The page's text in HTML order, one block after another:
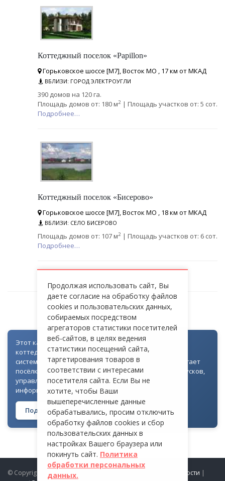
Коттеджный поселок «Papillon»
Горьковское шоссе [М7], Восток МО , 17 км от МКАД
ВБЛИЗИ: ГОРОД ЭЛЕКТРОУГЛИ
390 домов на 120 га.
Площадь домов от: 180 м2 | Площадь участков от: 5 сот.
Подробнее…
Коттеджный поселок «Бисерово»
Горьковское шоссе [М7], Восток МО , 18 км от МКАД
ВБЛИЗИ: СЕЛО БИСЕРОВО
Площадь домов от: 107 м2 | Площадь участков от: 6 сот.
Подробнее…
НОСОВИХИНСКОЕ ШОССЕ
Этот каталог создан как часть цифровой экосистемы
коттеджных посёлков: для всех объектов доступна
система контроля доступа через Telegram. Она помогает
посёлкам автоматизировать выдачу гостевых пропусков,
управлять доступом на территорию и оперативно
информировать жителей
Подробнее о технологии →
© Copyright 2026 ProDomiki.ru | Политика конфиденциальности |
Продолжая использовать сайт, Вы
даете согласие на обработку файлов
cookies и пользовательских данных,
собираемых посредством
агрегаторов статистики посетителей
веб-сайтов, в целях ведения
статистики посещений сайта,
таргетирования товаров в
соответствии с интересами
посетителя сайта. Если Вы не
хотите, чтобы Ваши
вышеперечисленные данные
обрабатывались, просим отключить
обработку файлов cookies и сбор
пользовательских данных в
настройках Вашего браузера или
покинуть сайт. Политика
обработки персональных
данных.